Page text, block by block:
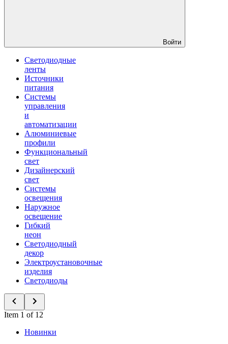
Войти
Светодиодные
ленты
Источники
питания
Системы
управления
и
автоматизации
Алюминиевые
профили
Функциональный
свет
Дизайнерский
свет
Системы
освещения
Наружное
освещение
Гибкий
неон
Светодиодный
декор
Электроустановочные
изделия
Светодиоды
Item 1 of 12
Новинки